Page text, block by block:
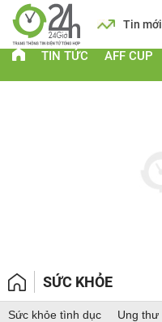
Lịch Tin mới
TIN TỨC AFF CUP
SỨC KHỎE
Sức khỏe tình dục Ung thư